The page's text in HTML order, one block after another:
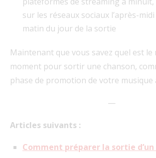
sur les réseaux sociaux l’après-
matin du jour de la sortie
Maintenant que vous savez quel est le
moment pour sortir une chanson,
phase de promotion de votre musique
—
Articles suivants :
Comment préparer la sortie d’un